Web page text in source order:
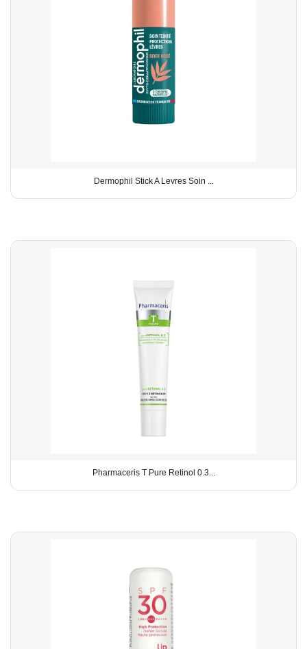
Dermophil Stick A Levres Soin ...
Pharmaceris T Pure Retinol 0.3...